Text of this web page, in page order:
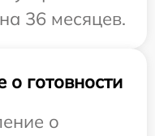
36 месяцев.
готовности
о